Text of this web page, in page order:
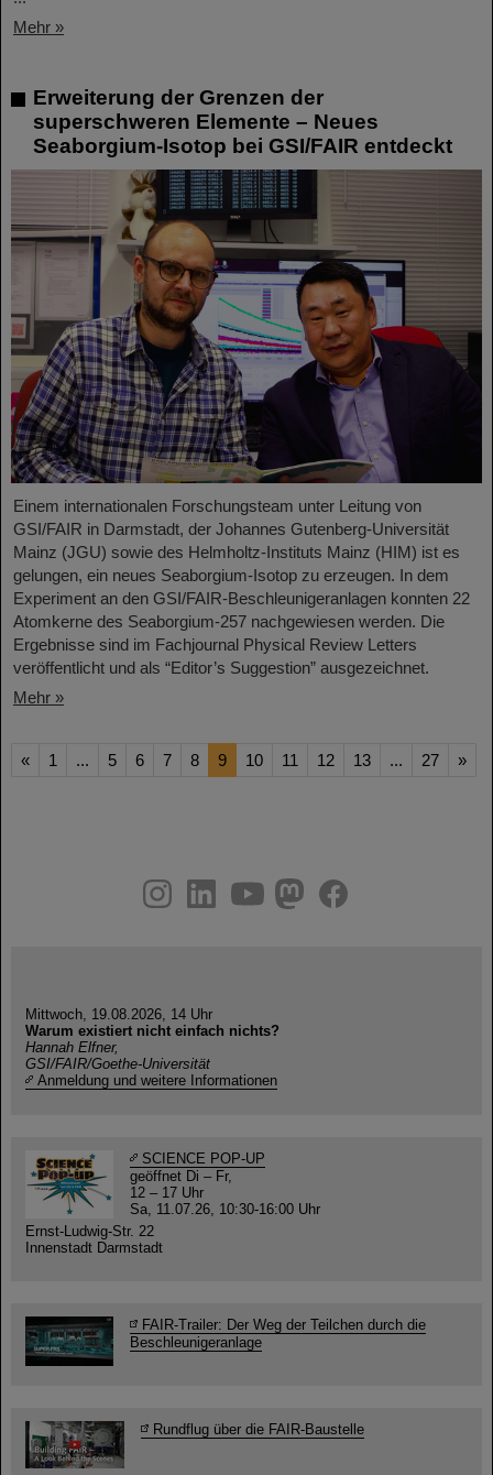
Mehr »
Erweiterung der Grenzen der
superschweren Elemente – Neues
Seaborgium-Isotop bei GSI/FAIR entdeckt
Einem internationalen Forschungsteam unter Leitung von
GSI/FAIR in Darmstadt, der Johannes Gutenberg-Universität
Mainz (JGU) sowie des Helmholtz-Instituts Mainz (HIM) ist es
gelungen, ein neues Seaborgium-Isotop zu erzeugen. In dem
Experiment an den GSI/FAIR-Beschleunigeranlagen konnten 22
Atomkerne des Seaborgium-257 nachgewiesen werden. Die
Ergebnisse sind im Fachjournal Physical Review Letters
veröffentlicht und als “Editor’s Suggestion” ausgezeichnet.
Mehr »
« 1 ... 5 6 7 8 9 10 11 12 13 ... 27 »
youtube
helmholtz.social
facebook
Mittwoch, 19.08.2026, 14 Uhr
Warum existiert nicht einfach nichts?
Hannah Elfner,
GSI/FAIR/Goethe-Universität
Anmeldung und weitere Informationen
SCIENCE POP-UP
geöffnet Di – Fr,
12 – 17 Uhr
Sa, 11.07.26, 10:30-16:00 Uhr
Ernst-Ludwig-Str. 22
Innenstadt Darmstadt
FAIR-Trailer: Der Weg der Teilchen durch die
Beschleunigeranlage
Rundflug über die FAIR-Baustelle